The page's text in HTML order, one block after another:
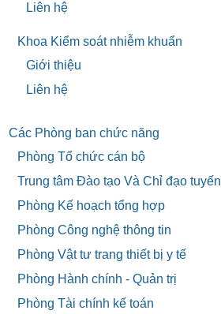
Liên hệ
Khoa Kiểm soát nhiễm khuẩn
Giới thiệu
Liên hệ
Các Phòng ban chức năng
Phòng Tổ chức cán bộ
Trung tâm Đào tạo Và Chỉ đạo tuyến
Phòng Kế hoạch tổng hợp
Phòng Công nghệ thông tin
Phòng Vật tư trang thiết bị y tế
Phòng Hành chính - Quản trị
Phòng Tài chính kế toán